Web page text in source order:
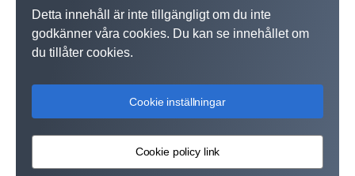
Detta innehåll är inte tillgängligt om du inte
godkänner våra cookies. Du kan se innehållet om
du tillåter cookies.
Cookie inställningar
Cookie policy link